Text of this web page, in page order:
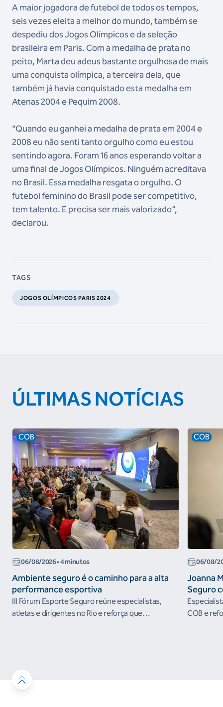
A maior jogadora de futebol de todos os tempos,
seis vezes eleita a melhor do mundo, também se
despediu dos Jogos Olímpicos e da seleção
brasileira em Paris. Com a medalha de prata no
peito, Marta deu adeus bastante orgulhosa de mais
uma conquista olímpica, a terceira dela, que
também já havia conquistado esta medalha em
Atenas 2004 e Pequim 2008.
“Quando eu ganhei a medalha de prata em 2004 e
2008 eu não senti tanto orgulho como eu estou
sentindo agora. Foram 16 anos esperando voltar a
uma final de Jogos Olímpicos. Ninguém acreditava
no Brasil. Essa medalha resgata o orgulho. O
futebol feminino do Brasil pode ser competitivo,
tem talento. E precisa ser mais valorizado”,
declarou.
TAGS
JOGOS OLÍMPICOS PARIS 2024
ÚLTIMAS NOTÍCIAS
COB
06/08/2026• 4 minutos
Ambiente seguro é o caminho para a alta
performance esportiva
III Fórum Esporte Seguro reúne especialistas,
atletas e dirigentes no Rio e reforça que
COB
06/08/
Joanna
Seguro
COB e